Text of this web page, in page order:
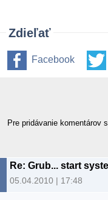
Zdieľať
Facebook
Pre pridávanie komentárov
05.04.2010 | 17:48